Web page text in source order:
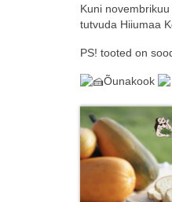
Kuni
tutvuda Hiiumaa
PS! tooted on
Õunakook